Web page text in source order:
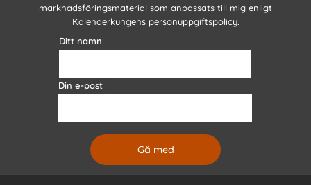
marknadsföringsmaterial som anpassats till mig enligt
Kalenderkungens personuppgiftspolicy.
Ditt namn
Din e-post